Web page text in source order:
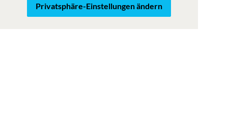
Privatsphäre-Einstellungen ändern